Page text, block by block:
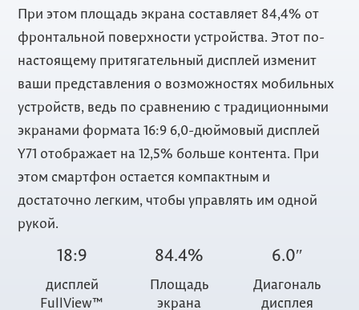
При этом площадь экрана составляет 84,4% от
фронтальной поверхности устройства. Этот по-
настоящему притягательный дисплей изменит
ваши представления о возможностях мобильных
устройств, ведь по сравнению с традиционными
экранами формата 16:9 6,0-дюймовый дисплей
Y71 отображает на 12,5% больше контента. При
этом смартфон остается компактным и
достаточно легким, чтобы управлять им одной
рукой.
18:9
дисплей
FullView™
84.4%
Площадь
экрана
6.0″
Диагональ
дисплея